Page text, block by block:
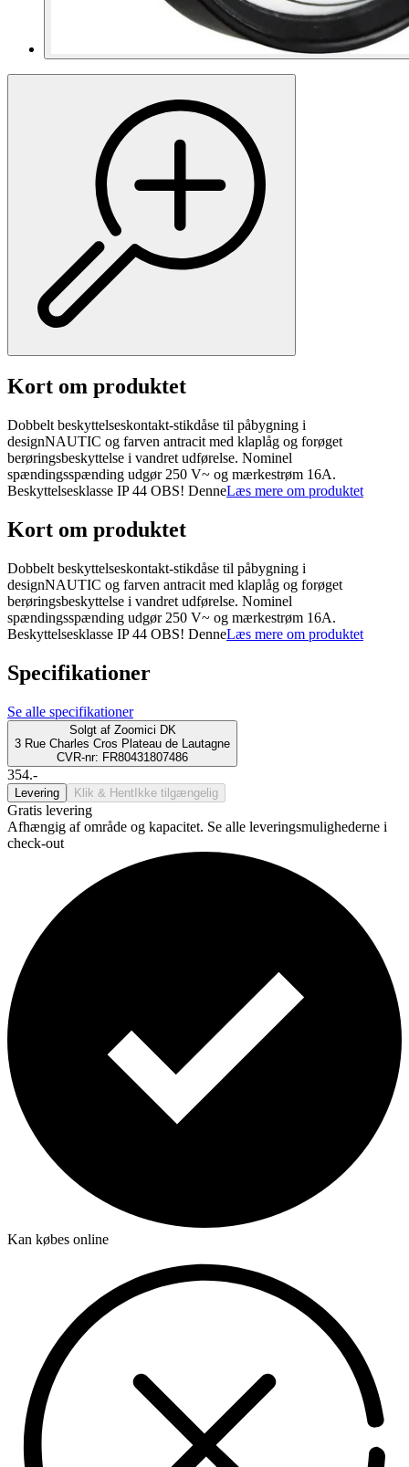
Kort om produktet
Dobbelt beskyttelseskontakt-stikdåse til påbygning i
designNAUTIC og farven antracit med klaplåg og forøget
berøringsbeskyttelse i vandret udførelse. Nominel
spændingsspænding udgør 250 V~ og mærkestrøm 16A.
Beskyttelsesklasse IP 44 OBS! DenneLæs mere om produktet
Kort om produktet
Dobbelt beskyttelseskontakt-stikdåse til påbygning i
designNAUTIC og farven antracit med klaplåg og forøget
berøringsbeskyttelse i vandret udførelse. Nominel
spændingsspænding udgør 250 V~ og mærkestrøm 16A.
Beskyttelsesklasse IP 44 OBS! DenneLæs mere om produktet
Specifikationer
Se alle specifikationer
Solgt af Zoomici DK
3 Rue Charles Cros Plateau de Lautagne
CVR-nr: FR80431807486
354.-
Levering Klik & Hent Ikke tilgængelig
Gratis levering
Afhængig af område og kapacitet. Se alle leveringsmulighederne i
check-out
Kan købes online